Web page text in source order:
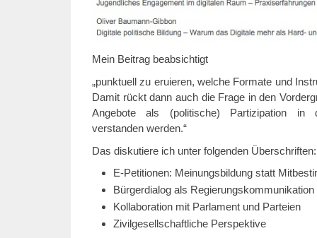
Mein Beitrag beabsichtigt
„punktuell zu eruieren, welche Formate und
Damit rückt dann auch die Frage in den
Angebote als (politische) Partizipation in
verstanden werden.“
Das diskutiere ich unter folgenden Überschriften:
E-Petitionen: Meinungsbildung statt
Bürgerdialog als Regierungskommunikation
Kollaboration mit Parlament und Parteien
Zivilgesellschaftliche Perspektive